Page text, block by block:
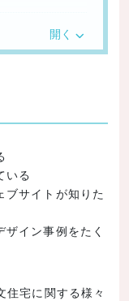
開く
いる
ブサイトが知りた
イン事例をたく
住宅に関する様々